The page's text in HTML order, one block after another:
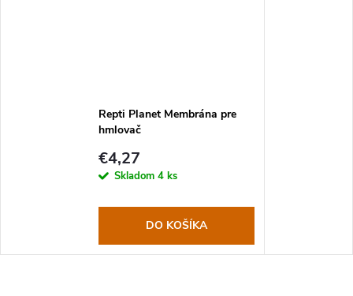
Repti Planet Membrána pre
hmlovač
€4,27
Skladom 4 ks
DO KOŠÍKA